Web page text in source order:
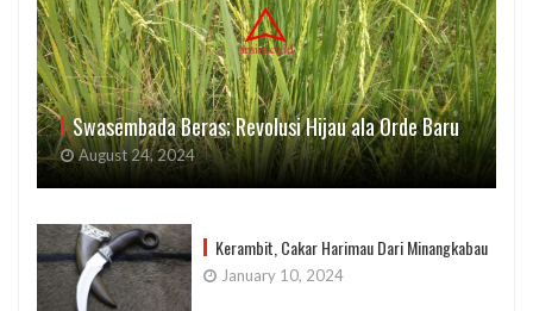
Swasembada Beras; Revolusi Hijau ala Orde Baru
August 24, 2024
Kerambit, Cakar Harimau Dari Minangkabau
January 10, 2024